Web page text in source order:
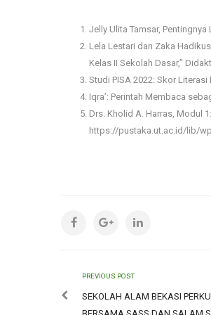
Jelly Ulita Tamsar,
Lela Lestari dan Zaka
Kelas II Sekolah Dasar,”
Studi PISA 2022: Skor
Iqra’: Perintah Membaca
Drs. Kholid A. Harras, Modul
https://pustaka.ut.ac.id/lib/
PREVIOUS POST
SEKOLAH ALAM BEKASI